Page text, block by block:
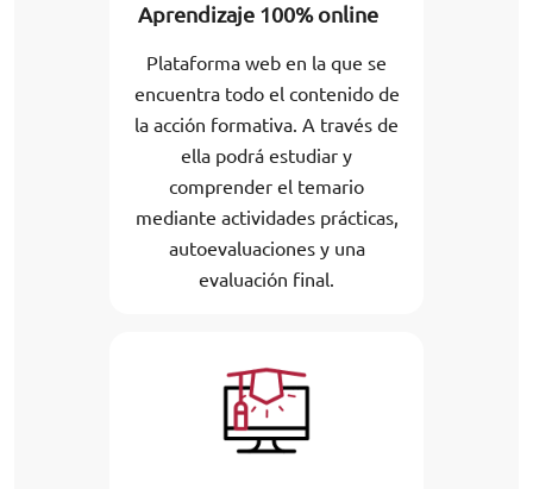
Aprendizaje 100% online
Plataforma web en la que se
encuentra todo el contenido de
la acción formativa. A través de
ella podrá estudiar y
comprender el temario
mediante actividades prácticas,
autoevaluaciones y una
evaluación final.